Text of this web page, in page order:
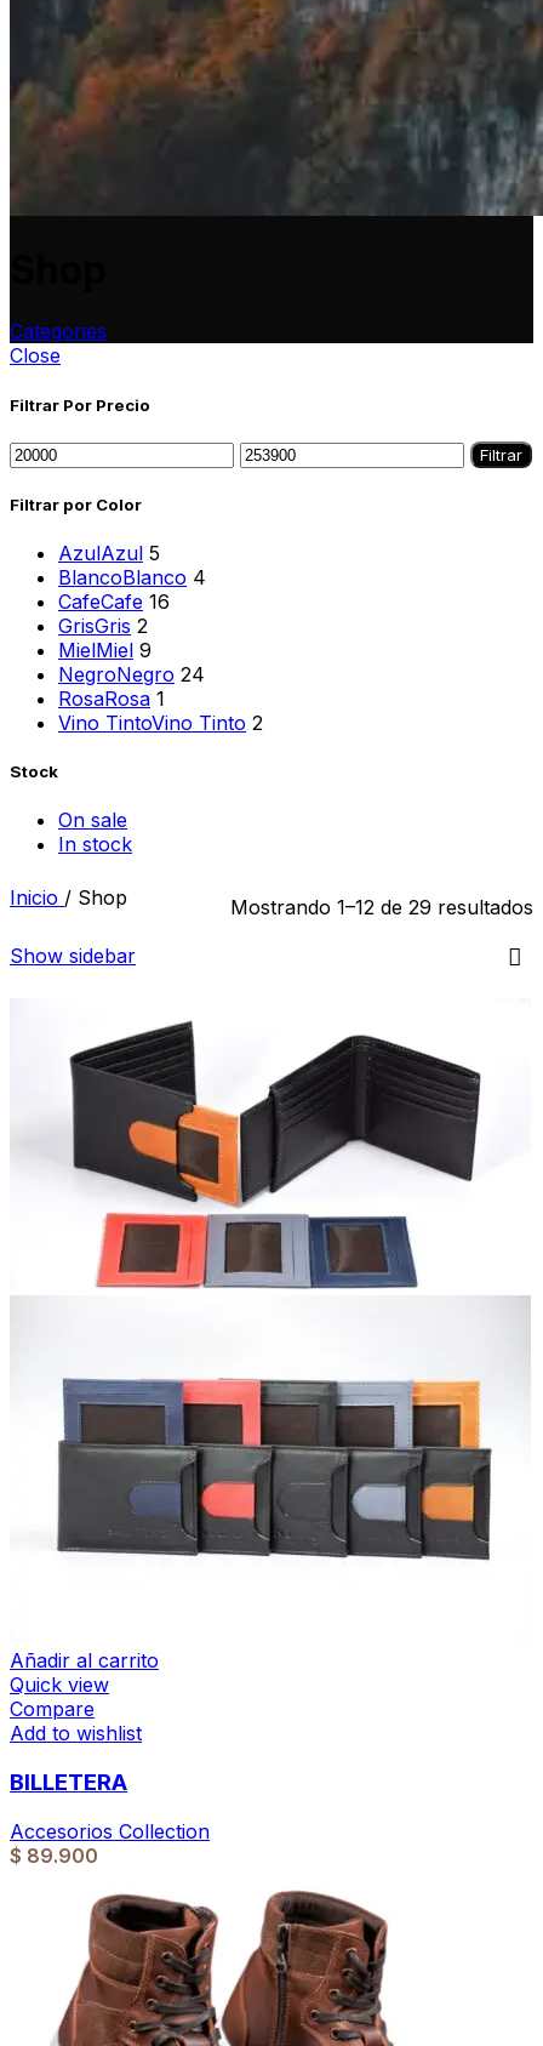
Categories
Close
Filtrar Por Precio
Filtrar
Filtrar por Color
AzulAzul 5
BlancoBlanco 4
CafeCafe 16
GrisGris 2
MielMiel 9
NegroNegro 24
RosaRosa 1
Vino TintoVino Tinto 2
Stock
On sale
In stock
Inicio / Shop
Mostrando 1–12 de 29 resultados
Show sidebar
Añadir al carrito
Quick view
Compare
Add to wishlist
BILLETERA
Accesorios Collection
$ 89.900